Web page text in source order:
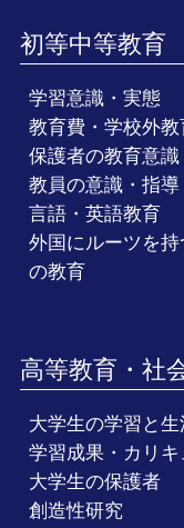
初等中等教育
学習意識・実態
教育費・学校外教
保護者の教育意識
教員の意識・指導
言語・英語教育
外国にルーツを
の教育
高等教育・社
大学生の学習と生
学習成果・カリキ
大学生の保護者
創造性研究